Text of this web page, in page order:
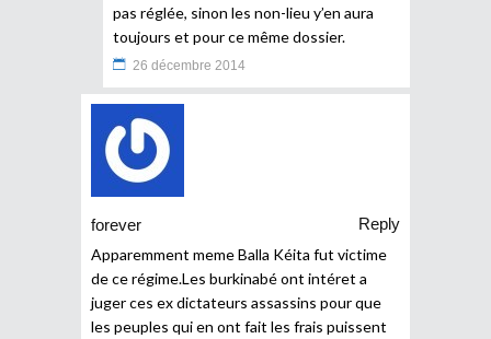
pas réglée, sinon les non-lieu y’en aura
toujours et pour ce même dossier.
26 décembre 2014
forever
Reply
Apparemment meme Balla Kéita fut victime
de ce régime.Les burkinabé ont intéret a
juger ces ex dictateurs assassins pour que
les peuples qui en ont fait les frais puissent